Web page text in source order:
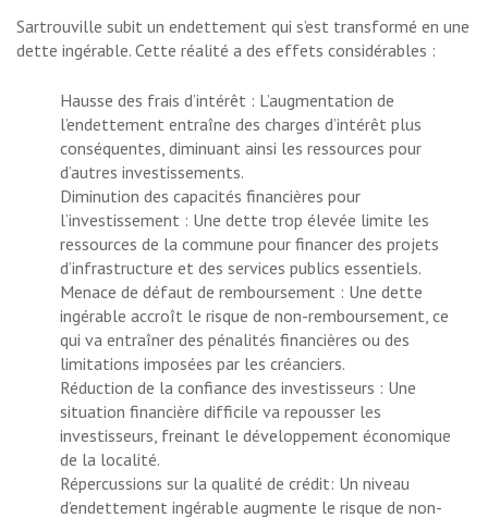
Sartrouville subit un endettement qui s’est transformé en une
dette ingérable. Cette réalité a des effets considérables :
Hausse des frais d’intérêt : L’augmentation de
l’endettement entraîne des charges d’intérêt plus
conséquentes, diminuant ainsi les ressources pour
d’autres investissements.
Diminution des capacités financières pour
l’investissement : Une dette trop élevée limite les
ressources de la commune pour financer des projets
d’infrastructure et des services publics essentiels.
Menace de défaut de remboursement : Une dette
ingérable accroît le risque de non-remboursement, ce
qui va entraîner des pénalités financières ou des
limitations imposées par les créanciers.
Réduction de la confiance des investisseurs : Une
situation financière difficile va repousser les
investisseurs, freinant le développement économique
de la localité.
Répercussions sur la qualité de crédit: Un niveau
d’endettement ingérable augmente le risque de non-